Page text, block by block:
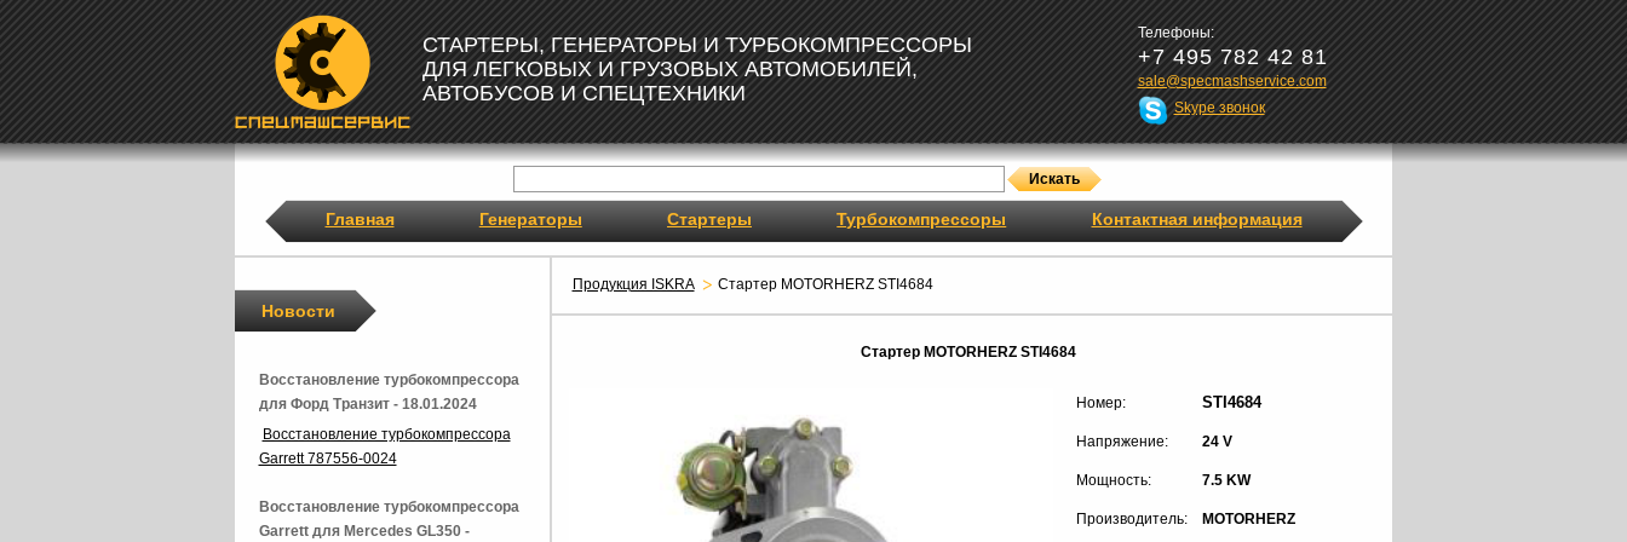
СТАРТЕРЫ, ГЕНЕРАТОРЫ И ТУРБОКОМПРЕССОРЫ
ДЛЯ ЛЕГКОВЫХ И ГРУЗОВЫХ АВТОМОБИЛЕЙ,
АВТОБУСОВ И СПЕЦТЕХНИКИ
Телефоны:
+7 495 782 42 81
sale@specmashservice.com
Skype звонок
Главная Генераторы Стартеры Турбокомпрессоры Контактная информация
Продукция ISKRA Стартер MOTORHERZ STI4684
Стартер MOTORHERZ STI4684
Номер: STI4684
Напряжение: 24 V
Мощность: 7.5 KW
Производитель: MOTORHERZ
Новости
Восстановление турбокомпрессора
для Форд Транзит - 18.01.2024
Восстановление турбокомпрессора
Garrett 787556-0024
Восстановление турбокомпрессора
Garrett для Mercedes GL350 -